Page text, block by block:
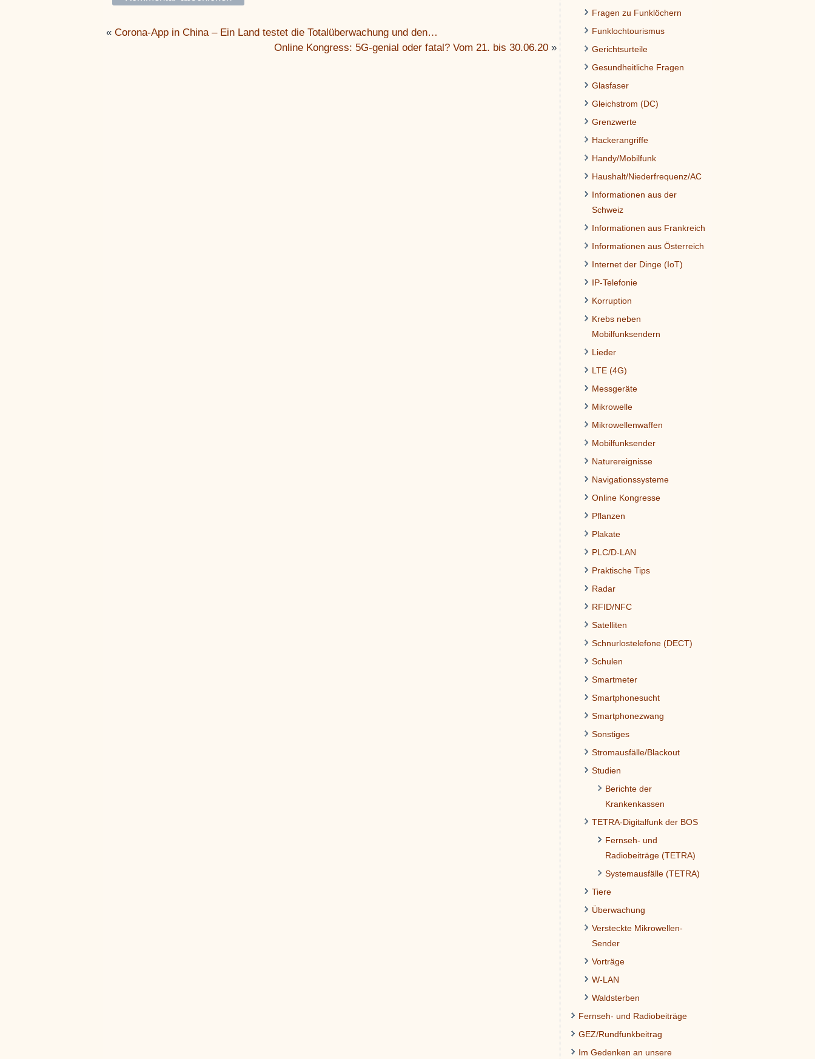
« Corona-App in China – Ein Land testet die Totalüberwachung und den…
Online Kongress: 5G-genial oder fatal? Vom 21. bis 30.06.20 »
Fragen zu Funklöchern
Funklochtourismus
Gerichtsurteile
Gesundheitliche Fragen
Glasfaser
Gleichstrom (DC)
Grenzwerte
Hackerangriffe
Handy/Mobilfunk
Haushalt/Niederfrequenz/AC
Informationen aus der
Schweiz
Informationen aus Frankreich
Informationen aus Österreich
Internet der Dinge (IoT)
IP-Telefonie
Korruption
Krebs neben
Mobilfunksendern
Lieder
LTE (4G)
Messgeräte
Mikrowelle
Mikrowellenwaffen
Mobilfunksender
Naturereignisse
Navigationssysteme
Online Kongresse
Pflanzen
Plakate
PLC/D-LAN
Praktische Tips
Radar
RFID/NFC
Satelliten
Schnurlostelefone (DECT)
Schulen
Smartmeter
Smartphonesucht
Smartphonezwang
Sonstiges
Stromausfälle/Blackout
Studien
Berichte der
Krankenkassen
TETRA-Digitalfunk der BOS
Fernseh- und
Radiobeiträge (TETRA)
Systemausfälle (TETRA)
Tiere
Überwachung
Versteckte Mikrowellen-
Sender
Vorträge
W-LAN
Waldsterben
Fernseh- und Radiobeiträge
GEZ/Rundfunkbeitrag
Im Gedenken an unsere